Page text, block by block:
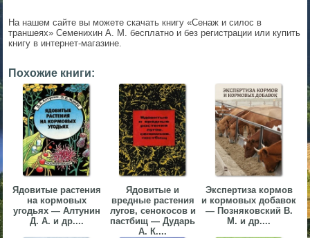
На нашем сайте вы можете скачать книгу «Сенаж и силос в
траншеях» Семенихин A. M. бесплатно и без регистрации или купить
книгу в интернет-магазине.
Похожие книги:
Ядовитые растения
на кормовых
угодьях — Алтунин
Д. А. и др....
Ядовитые и
вредные растения
лугов, сенокосов и
пастбищ — Дударь
А. К....
Экспертиза кормов
и кормовых добавок
— Позняковский В.
М. и др....
▼
▼